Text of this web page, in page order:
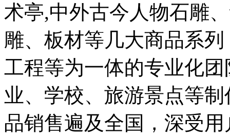
术亭,中外古今人物石雕
雕、板材等几大商品系
工程等为一体的专业化
业、学校、旅游景点等
品销售遍及全国，深受